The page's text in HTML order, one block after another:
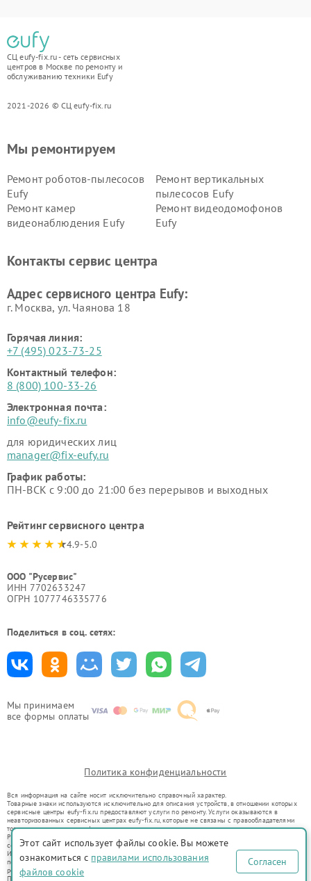
СЦ eufy-fix.ru - сеть сервисных
центров в Москве по ремонту и
обслуживанию техники Eufy
2021-2026 © СЦ eufy-fix.ru
Мы принимаем
все формы оплаты
Мы ремонтируем
Ремонт роботов-пылесосов
Eufy
Ремонт вертикальных
пылесосов Eufy
Ремонт камер
видеонаблюдения Eufy
Ремонт видеодомофонов
Eufy
Контакты сервис центра
Адрес сервисного центра Eufy:
г. Москва, ул. Чаянова 18
Горячая линия:
+7 (495) 023-73-25
Контактный телефон:
8 (800) 100-33-26
Электронная почта:
info@eufy-fix.ru
для юридических лиц
manager@fix-eufy.ru
График работы:
ПН-ВСК с 9:00 до 21:00 без перерывов и выходных
Рейтинг сервисного центра
4.9-5.0
ООО "Русервис"
ИНН 7702633247
ОГРН 1077746335776
Поделиться в соц. сетях:
Политика конфиденциальности
Вся информация на сайте носит исключительно справочный характер.
Товарные знаки используются исключительно для описания устройств, в отношении которых
сервисные центры eufy-fix.ru предоставляют услуги по ремонту. Услуги оказываются в
неавторизованных сервисных центрах eufy-fix.ru, которые не связаны с правообладателями
товарных знаков или их официальными представителями.
Ремонт осуществляется для устройств, уже введенных в гражданский оборот в соответствии
со статьей 1487 ГК РФ.
Использование товарных знаков не преследует цели индивидуализации услуг или введения
потребителей в заблуждение, а служит для информирования о предоставляемых услугах по
ремонту техники указанных брендов.
Представленная на сайте информация не является публичной офертой, определяемой
Этот сайт использует файлы cookie. Вы можете
ознакомиться с правилами использования
файлов cookie
Согласен